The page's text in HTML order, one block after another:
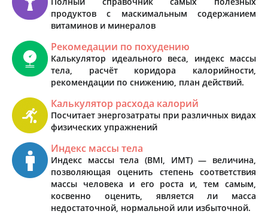
продуктов с маскимальным содержанием
витаминов и минералов
Рекомедации по похудению
Калькулятор идеального веса, индекс массы
тела, расчёт коридора калорийности,
рекомендации по снижению, план действий.
Калькулятор расхода калорий
Посчитает энергозатраты при различных видах
физических упражнений
Индекс массы тела
Индекс массы тела (BMI, ИМТ) — величина,
позволяющая оценить степень соответствия
массы человека и его роста и, тем самым,
косвенно оценить, является ли масса
недостаточной, нормальной или избыточной.